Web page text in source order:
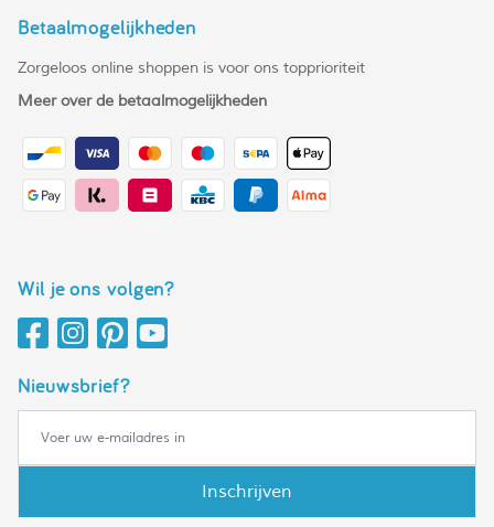
Betaalmogelijkheden
Zorgeloos online shoppen is voor ons topprioriteit
Meer over de betaalmogelijkheden
Wil je ons volgen?
Nieuwsbrief?
Inschrijven